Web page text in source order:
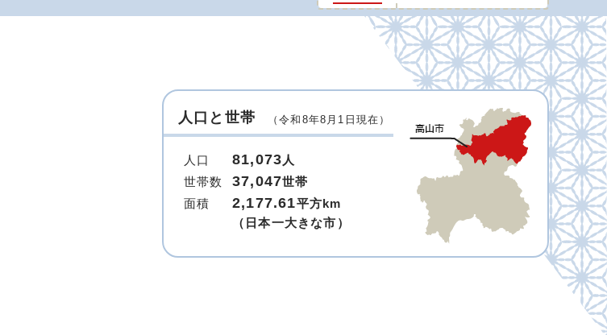
人口と世帯 （令和8年8月1日現在）
人口 81,073 人
世帯数
37,047世帯
面積
2,177.61平方km
（日本一大きな市）